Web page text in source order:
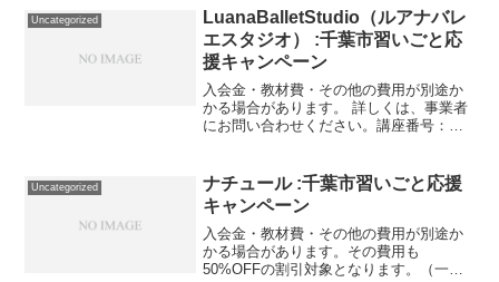
初回のみ適用。講座番号：129...
Uncategorized
LuanaBalletStudio（ルアナバレ
エスタジオ） :千葉市習いごと応
援キャンペーン
入会金・教材費・その他の費用が別途か
かる場合があります。 詳しくは、事業者
にお問い合わせください。講座番号：
対象講座番号：1692-01-...
Uncategorized
ナチュール :千葉市習いごと応援
キャンペーン
入会金・教材費・その他の費用が別途か
かる場合があります。その費用も
50%OFFの割引対象となります。（一部